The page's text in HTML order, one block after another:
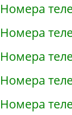
Номера
Номера
Номера
Номера
Номера